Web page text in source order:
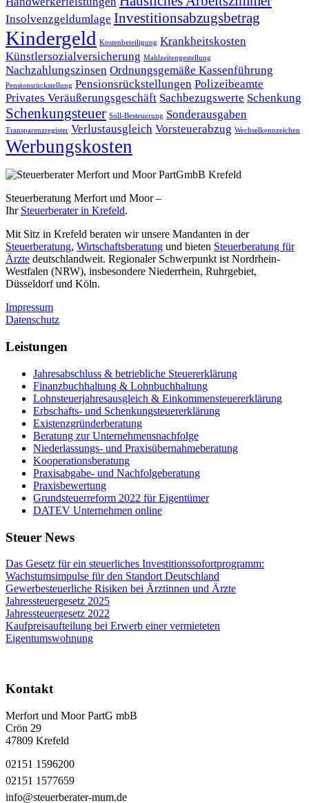
Insolvenzgeldumlage Investitionsabzugsbetrag
Kindergeld Kostenbeteiligung Krankheitskosten
Künstlersozialversicherung Mahlzeitengestellung
Nachzahlungszinsen Ordnungsgemäße Kassenführung
Pensionsrückstellung Pensionsrückstellungen Polizeibeamte
Privates Veräußerungsgeschäft Sachbezugswerte Schenkung
Schenkungsteuer Soll-Besteuerung Sonderausgaben
Transparenzregister Verlustausgleich Vorsteuerabzug Wechselkennzeichen
Werbungskosten
Steuerberatung Merfort und Moor –
Ihr Steuerberater in Krefeld.
Mit Sitz in Krefeld beraten wir unsere Mandanten in der
Steuerberatung, Wirtschaftsberatung und bieten Steuerberatung für
Ärzte deutschlandweit. Regionaler Schwerpunkt ist Nordrhein-
Westfalen (NRW), insbesondere Niederrhein, Ruhrgebiet,
Düsseldorf und Köln.
Impressum
Datenschutz
Leistungen
Jahresabschluss & betriebliche Steuererklärung
Finanzbuchhaltung & Lohnbuchhaltung
Lohnsteuerjahresausgleich & Einkommensteuererklärung
Erbschafts- und Schenkungsteuererklärung
Existenzgründerberatung
Beratung zur Unternehmensnachfolge
Niederlassungs- und Praxisübernahmeberatung
Kooperationsberatung
Praxisabgabe- und Nachfolgeberatung
Praxisbewertung
Grundsteuerreform 2022 für Eigentümer
DATEV Unternehmen online
Steuer News
Das Gesetz für ein steuerliches Investitionssofortprogramm:
Wachstumsimpulse für den Standort Deutschland
Gewerbesteuerliche Risiken bei Ärztinnen und Ärzte
Jahressteuergesetz 2025
Jahressteuergesetz 2022
Kaufpreisaufteilung bei Erwerb einer vermieteten
Eigentumswohnung
Kontakt
Merfort und Moor PartG mbB
Crön 29
47809 Krefeld
02151 1596200
02151 1577659
info@steuerberater-mum.de